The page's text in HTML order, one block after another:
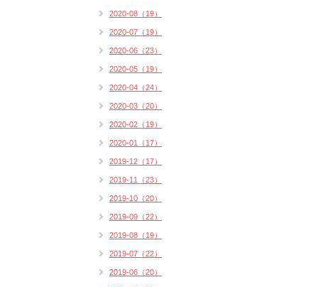
2020-08（19）
2020-07（19）
2020-06（23）
2020-05（19）
2020-04（24）
2020-03（20）
2020-02（19）
2020-01（17）
2019-12（17）
2019-11（23）
2019-10（20）
2019-09（22）
2019-08（19）
2019-07（22）
2019-06（20）